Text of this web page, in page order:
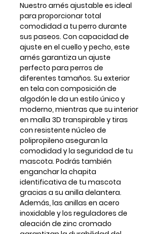
Nuestro arnés ajustable es ideal
para proporcionar total
comodidad a tu perro durante
sus paseos. Con capacidad de
ajuste en el cuello y pecho, este
arnés garantiza un ajuste
perfecto para perros de
diferentes tamaños. Su exterior
en tela con composición de
algodón le da un estilo único y
moderno, mientras que su interior
en malla 3D transpirable y tiras
con resistente núcleo de
polipropileno aseguran la
comodidad y la seguridad de tu
mascota. Podrás también
enganchar la chapita
identificativa de tu mascota
gracias a su anilla delantera.
Además, las anillas en acero
inoxidable y los reguladores de
aleación de zinc cromado